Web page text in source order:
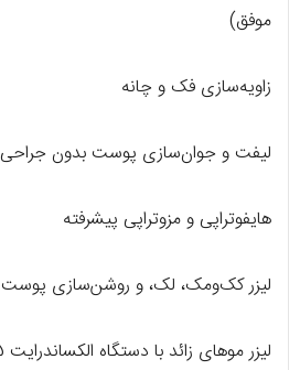
موفق)
زاویه‌سازی فک و چانه
لیفت و جوان‌سازی پوست بدون جراحی
هایفوتراپی و مزوتراپی پیشرفته
لیزر کک‌ومک، لک، و روشن‌سازی پوست
لیزر موهای زائد با دستگاه الکساندرایت Gravity 2025